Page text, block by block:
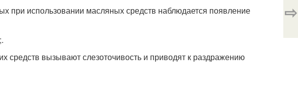
при использовании масляных средств наблюдается появление
вызывают слезоточивость и приводят к раздражению
⇨